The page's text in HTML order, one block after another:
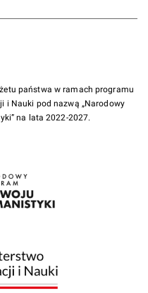
państwa w ramach programu
i Nauki pod nazwą „Narodowy
na lata 2022-2027.